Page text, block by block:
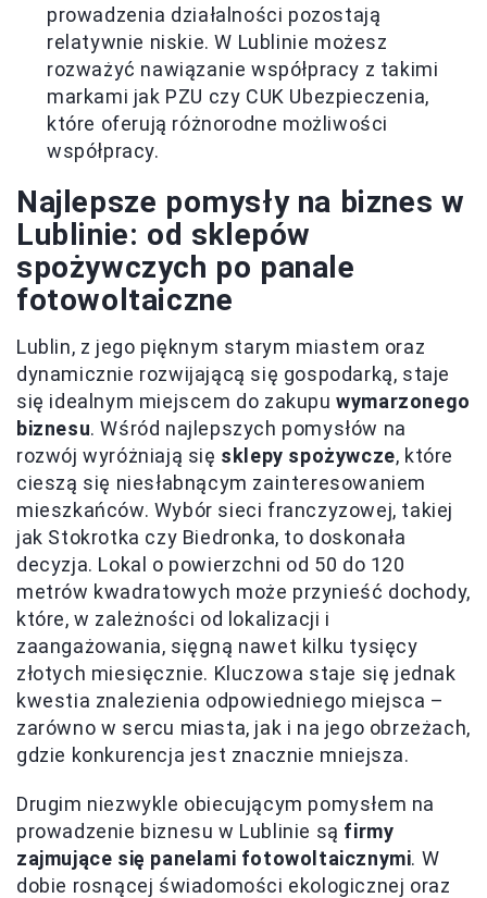
prowadzenia działalności pozostają
relatywnie niskie. W Lublinie możesz
rozważyć nawiązanie współpracy z takimi
markami jak PZU czy CUK Ubezpieczenia,
które oferują różnorodne możliwości
współpracy.
Najlepsze pomysły na biznes w
Lublinie: od sklepów
spożywczych po panale
fotowoltaiczne
Lublin, z jego pięknym starym miastem oraz
dynamicznie rozwijającą się gospodarką, staje
się idealnym miejscem do zakupuwymarzonego
biznesu. Wśród najlepszych pomysłów na
rozwój wyróżniają się sklepy spożywcze, które
cieszą się niesłabnącym zainteresowaniem
mieszkańców. Wybór sieci franczyzowej, takiej
jak Stokrotka czy Biedronka, to doskonała
decyzja. Lokal o powierzchni od 50 do 120
metrów kwadratowych może przynieść dochody,
które, w zależności od lokalizacji i
zaangażowania, sięgną nawet kilku tysięcy
złotych miesięcznie. Kluczowa staje się jednak
kwestia znalezienia odpowiedniego miejsca –
zarówno w sercu miasta, jak i na jego obrzeżach,
gdzie konkurencja jest znacznie mniejsza.
Drugim niezwykle obiecującym pomysłem na
prowadzenie biznesu w Lublinie są firmy
zajmujące się panelami fotowoltaicznymi. W
dobie rosnącej świadomości ekologicznej oraz